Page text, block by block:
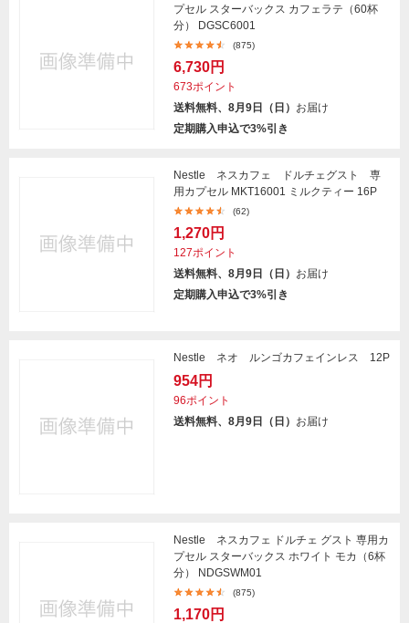
プセル スターバックス カフェラテ（60杯
分） DGSC6001
(875)
6,730円
673ポイント
送料無料、8月9日（日） お届け
定期購入申込で3%引き
Nestle ネスカフェ ドルチェグスト 専
用カプセル MKT16001 ミルクティー 16P
(62)
1,270円
127ポイント
送料無料、8月9日（日） お届け
定期購入申込で3%引き
Nestle ネオ ルンゴカフェインレス 12P
954円
96ポイント
送料無料、8月9日（日） お届け
Nestle ネスカフェ ドルチェ グスト 専用カ
プセル スターバックス ホワイト モカ（6杯
分） NDGSWM01
(875)
1,170円